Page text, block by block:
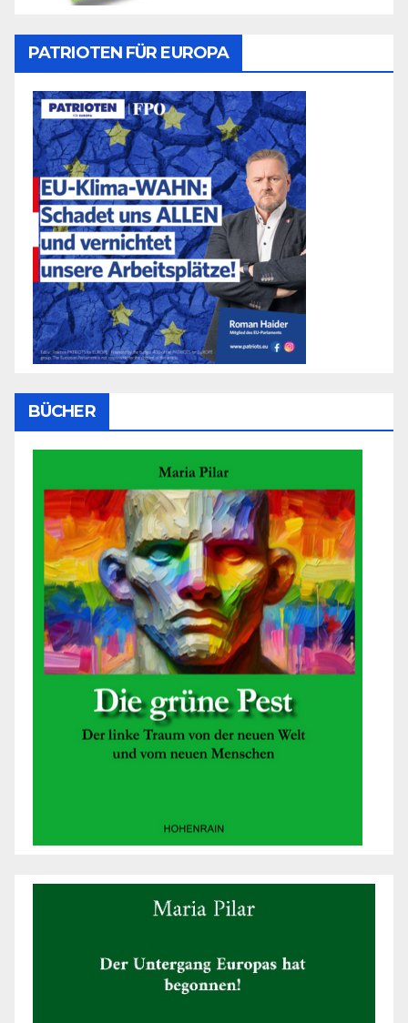
PATRIOTEN FÜR EUROPA
BÜCHER